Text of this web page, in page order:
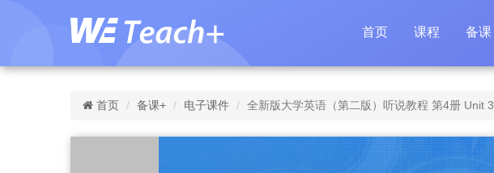
首页 课程 备课
首页 备课+ 电子课件 全新版大学英语（第二版）听说教程 第4册 Unit 3